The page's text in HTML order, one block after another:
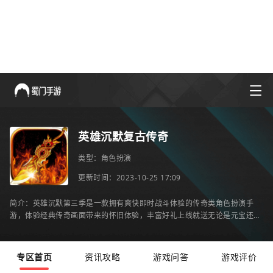
英雄沉默复古传奇
类型： 角色扮演
更新时间：2023-10-25 17:09
简介：英雄沉默第三季是一款拥有爽快即时战斗体验的传奇类角色扮演手
游，体验经典传奇画面带来的怀旧体验，丰富好礼上线就送无论是元宝还是
专区首页 资讯攻略 游戏问答 游戏评价